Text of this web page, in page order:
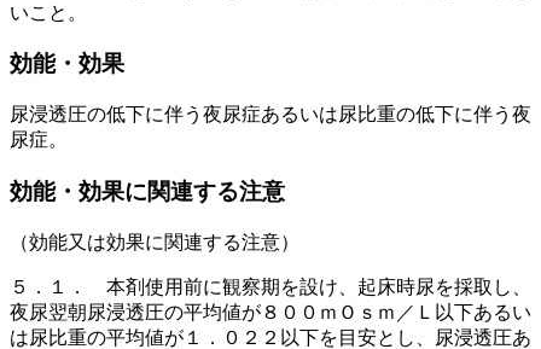
いこと。
効能・効果
尿浸透圧の低下に伴う夜尿症あるいは尿比重の低下に伴う夜
尿症。
効能・効果に関連する注意
（効能又は効果に関連する注意）
５．１． 本剤使用前に観察期を設け、起床時尿を採取し、
夜尿翌朝尿浸透圧の平均値が８００ｍＯｓｍ／Ｌ以下あるい
は尿比重の平均値が１．０２２以下を目安とし、尿浸透圧あ